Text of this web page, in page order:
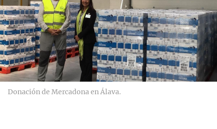
Donación de Mercadona en Álava.